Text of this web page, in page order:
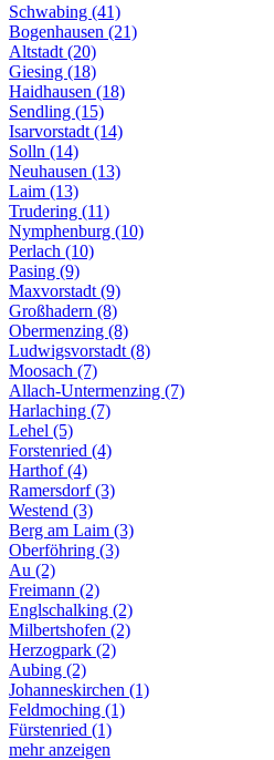
Schwabing (41)
Bogenhausen (21)
Altstadt (20)
Giesing (18)
Haidhausen (18)
Sendling (15)
Isarvorstadt (14)
Solln (14)
Neuhausen (13)
Laim (13)
Trudering (11)
Nymphenburg (10)
Perlach (10)
Pasing (9)
Maxvorstadt (9)
Großhadern (8)
Obermenzing (8)
Ludwigsvorstadt (8)
Moosach (7)
Allach-Untermenzing (7)
Harlaching (7)
Lehel (5)
Forstenried (4)
Harthof (4)
Ramersdorf (3)
Westend (3)
Berg am Laim (3)
Oberföhring (3)
Au (2)
Freimann (2)
Englschalking (2)
Milbertshofen (2)
Herzogpark (2)
Aubing (2)
Johanneskirchen (1)
Feldmoching (1)
Fürstenried (1)
mehr anzeigen